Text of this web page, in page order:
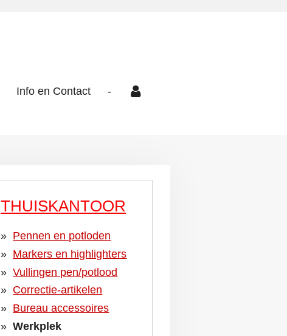
Info en Contact -
THUISKANTOOR
Pennen en potloden
Markers en highlighters
Vullingen pen/potlood
Correctie-artikelen
Bureau accessoires
Werkplek